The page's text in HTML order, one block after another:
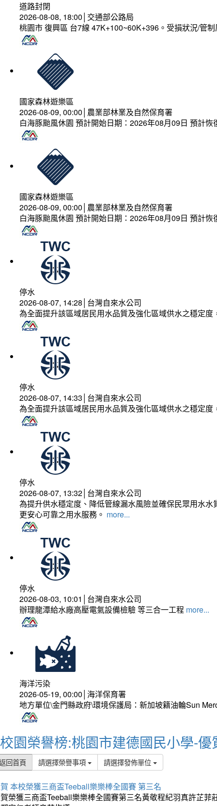
道路封閉
2026-08-08, 18:00│交通部公路局
桃園市 復興區 台7線 47K+100~60K+396。受損狀況/管
國家森林遊樂區
2026-08-09, 00:00│農業部林業及自然保育署
白海豚颱風休園 預計開始日期：2026年08月09日 預計
國家森林遊樂區
2026-08-09, 00:00│農業部林業及自然保育署
白海豚颱風休園 預計開始日期：2026年08月09日 預計
停水
2026-08-07, 14:28│台灣自來水公司
為全面提升該區域居民用水品質及強化區域供水之穩定
停水
2026-08-07, 14:33│台灣自來水公司
為全面提升該區域居民用水品質及強化區域供水之穩定
停水
2026-08-07, 13:32│台灣自來水公司
為提升供水穩定度、降低管線漏水風險並確保民眾用水
更安心可靠之用水服務。 more...
停水
2026-08-03, 10:01│台灣自來水公司
辦理龍潭給水廠高壓電氣設備檢驗 等三合一工程 more...
海洋污染
2026-05-19, 00:00│海洋保育署
地方單位\金門縣政府\環境保護局：新加坡籍油輪Sun
校園榮譽榜:桃園市建德國民小學-優
回首頁 請選擇榮譽事項 請選擇發佈單位
本校榮獲三商盃Teeball樂樂棒全國賽 第三名
榮獲三商盃Teeball樂樂棒全國賽第三名黃敬程紀羽真許芷